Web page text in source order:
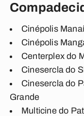
Cinépolis
Cinépolis
Centerplex do
Cinesercla do
Cinesercla do
Grande
Multicine do